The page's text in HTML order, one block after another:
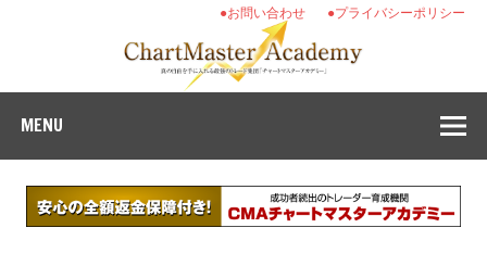
●プライバシーポリシー
●お問い合わせ
MENU